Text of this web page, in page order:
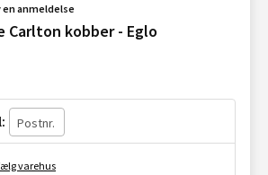
en anmeldelse
Carlton kobber - Eglo
varehus